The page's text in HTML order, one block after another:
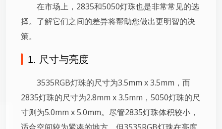
在市场上，2835和5050灯珠也是非常常见的选
择。了解它们之间的差异将帮助您做出更明智的决
策。
1. 尺寸与亮度
3535RGB灯珠的尺寸为3.5mm x 3.5mm，而
2835灯珠的尺寸为2.8mm x 3.5mm，5050灯珠的尺
寸则为5.0mm x 5.0mm。尽管2835灯珠体积较小，